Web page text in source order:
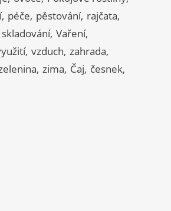
péče pěstování rajčata
skladování Vaření
vzduch zahrada
zima Čaj česnek